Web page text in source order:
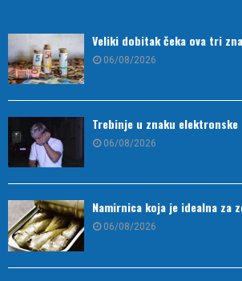
Veliki dobitak čeka ova tri
06/08/2026
Trebinje u znaku elektronske
06/08/2026
Namirnica koja je idealna za
06/08/2026